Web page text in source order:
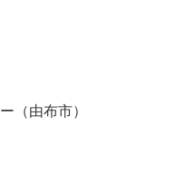
（由布市）